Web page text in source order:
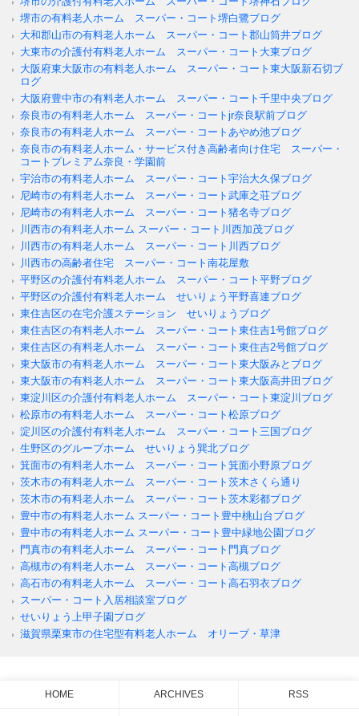
堺市の有料老人ホーム スーパー・コート堺白鷺ブログ
大和郡山市の有料老人ホーム スーパー・コート郡山筒井ブログ
大東市の介護付有料老人ホーム スーパー・コート大東ブログ
大阪府東大阪市の有料老人ホーム スーパー・コート東大阪新石切ブ
ログ
大阪府豊中市の有料老人ホーム スーパー・コート千里中央ブログ
奈良市の有料老人ホーム スーパー・コートjr奈良駅前ブログ
奈良市の有料老人ホーム スーパー・コートあやめ池ブログ
奈良市の有料老人ホーム・サービス付き高齢者向け住宅 スーパー・
コートプレミアム奈良・学園前
宇治市の有料老人ホーム スーパー・コート宇治大久保ブログ
尼崎市の有料老人ホーム スーパー・コート武庫之荘ブログ
尼崎市の有料老人ホーム スーパー・コート猪名寺ブログ
川西市の有料老人ホーム スーパー・コート川西加茂ブログ
川西市の有料老人ホーム スーパー・コート川西ブログ
川西市の高齢者住宅 スーパー・コート南花屋敷
平野区の介護付有料老人ホーム スーパー・コート平野ブログ
平野区の介護付有料老人ホーム せいりょう平野喜連ブログ
東住吉区の在宅介護ステーション せいりょうブログ
東住吉区の有料老人ホーム スーパー・コート東住吉1号館ブログ
東住吉区の有料老人ホーム スーパー・コート東住吉2号館ブログ
東大阪市の有料老人ホーム スーパー・コート東大阪みとブログ
東大阪市の有料老人ホーム スーパー・コート東大阪高井田ブログ
東淀川区の介護付有料老人ホーム スーパー・コート東淀川ブログ
松原市の有料老人ホーム スーパー・コート松原ブログ
淀川区の介護付有料老人ホーム スーパー・コート三国ブログ
生野区のグループホーム せいりょう巽北ブログ
箕面市の有料老人ホーム スーパー・コート箕面小野原ブログ
茨木市の有料老人ホーム スーパー・コート茨木さくら通り
茨木市の有料老人ホーム スーパー・コート茨木彩都ブログ
豊中市の有料老人ホーム スーパー・コート豊中桃山台ブログ
豊中市の有料老人ホーム スーパー・コート豊中緑地公園ブログ
門真市の有料老人ホーム スーパー・コート門真ブログ
高槻市の有料老人ホーム スーパー・コート高槻ブログ
高石市の有料老人ホーム スーパー・コート高石羽衣ブログ
スーパー・コート入居相談室ブログ
せいりょう上甲子園ブログ
滋賀県栗東市の住宅型有料老人ホーム オリーブ・草津
HOME ARCHIVES RSS